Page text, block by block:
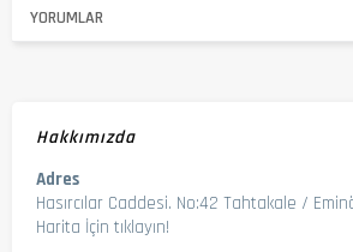
YORUMLAR
Hakkımızda
Adres
Hasırcılar Caddesi. No:42 Tahtakale /
Harita İçin tıklayın!